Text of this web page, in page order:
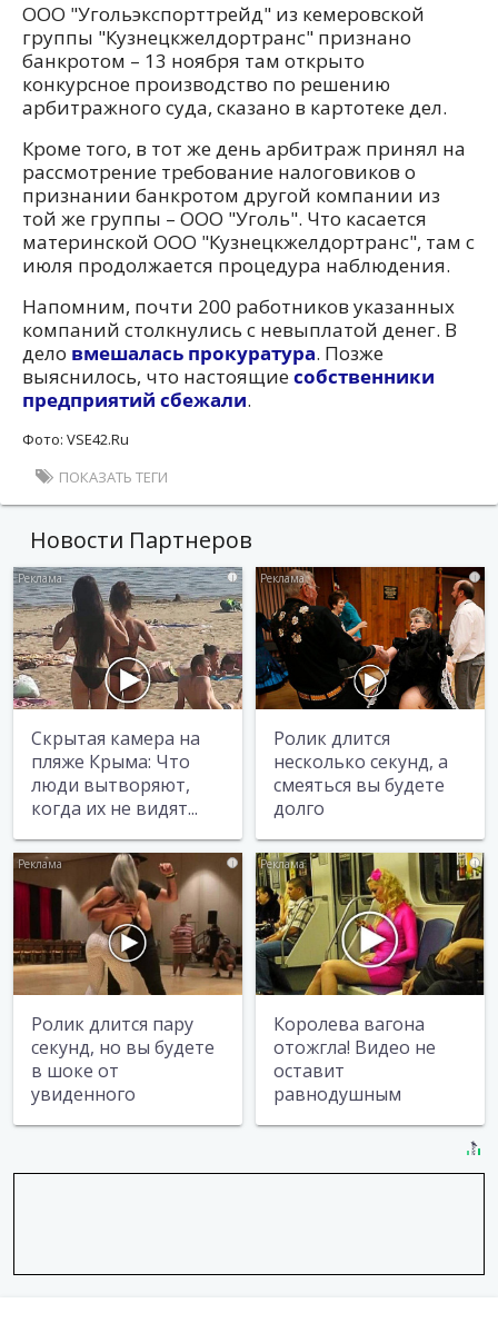
ООО "Угольэкспорттрейд" из кемеровской
группы "Кузнецкжелдортранс" признано
банкротом – 13 ноября там открыто
конкурсное производство по решению
арбитражного суда, сказано в картотеке дел.
Кроме того, в тот же день арбитраж принял на
рассмотрение требование налоговиков о
признании банкротом другой компании из
той же группы – ООО "Уголь". Что касается
материнской ООО "Кузнецкжелдортранс", там с
июля продолжается процедура наблюдения.
Напомним, почти 200 работников указанных
компаний столкнулись с невыплатой денег. В
дело вмешалась прокуратура. Позже
выяснилось, что настоящиесобственники
предприятий сбежали.
Фото: VSE42.Ru
ПОКАЗАТЬ ТЕГИ
Новости Партнеров
i
Скрытая камера на
пляже Крыма: Что
люди вытворяют,
когда их не видят...
i
Ролик длится
несколько секунд, а
смеяться вы будете
долго
i
Ролик длится пару
секунд, но вы будете
в шоке от
увиденного
i
Королева вагона
отожгла! Видео не
оставит
равнодушным